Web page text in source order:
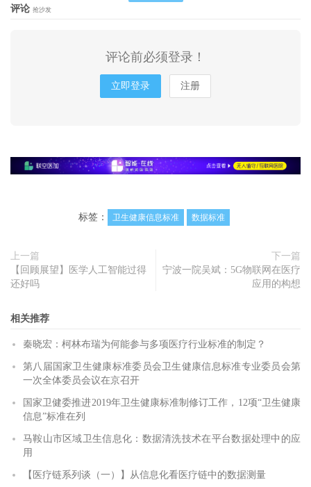
评论 抢沙发
评论前必须登录！
立即登录 注册
标签： 卫生健康信息标准 数据标准
上一篇
【回顾展望】医学人工智能过得
还好吗
下一篇
宁波一院吴斌：5G物联网在医疗
应用的构想
相关推荐
秦晓宏：柯林布瑞为何能参与多项医疗行业标准的制定？
第八届国家卫生健康标准委员会卫生健康信息标准专业委员会第
一次全体委员会议在京召开
国家卫健委推进2019年卫生健康标准制修订工作，12项“卫生健康
信息”标准在列
马鞍山市区域卫生信息化：数据清洗技术在平台数据处理中的应
用
【医疗链系列谈（一）】从信息化看医疗链中的数据测量